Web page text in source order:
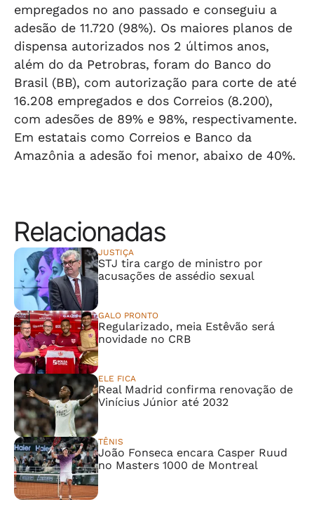
empregados no ano passado e conseguiu a
adesão de 11.720 (98%). Os maiores planos de
dispensa autorizados nos 2 últimos anos,
além do da Petrobras, foram do Banco do
Brasil (BB), com autorização para corte de até
16.208 empregados e dos Correios (8.200),
com adesões de 89% e 98%, respectivamente.
Em estatais como Correios e Banco da
Amazônia a adesão foi menor, abaixo de 40%.
Relacionadas
JUSTIÇA
STJ tira cargo de ministro por
acusações de assédio sexual
GALO PRONTO
Regularizado, meia Estêvão será
novidade no CRB
ELE FICA
Real Madrid confirma renovação de
Vinícius Júnior até 2032
TÊNIS
João Fonseca encara Casper Ruud
no Masters 1000 de Montreal